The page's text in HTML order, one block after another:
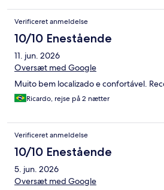
Verificeret anmeldelse
10/10 Enestående
11. jun. 2026
Oversæt med Google
Muito bem localizado e confortável.
Ricardo, rejse på 2 nætter
Verificeret anmeldelse
10/10 Enestående
5. jun. 2026
Oversæt med Google